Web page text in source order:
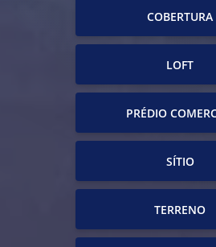
COBERTURA
LOFT
PRÉDIO
SÍTIO
TERRENO